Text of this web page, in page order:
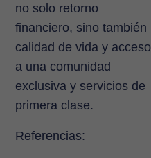
no solo retorno
financiero, sino también
calidad de vida y acceso
a una comunidad
exclusiva y servicios de
primera clase.
Referencias: